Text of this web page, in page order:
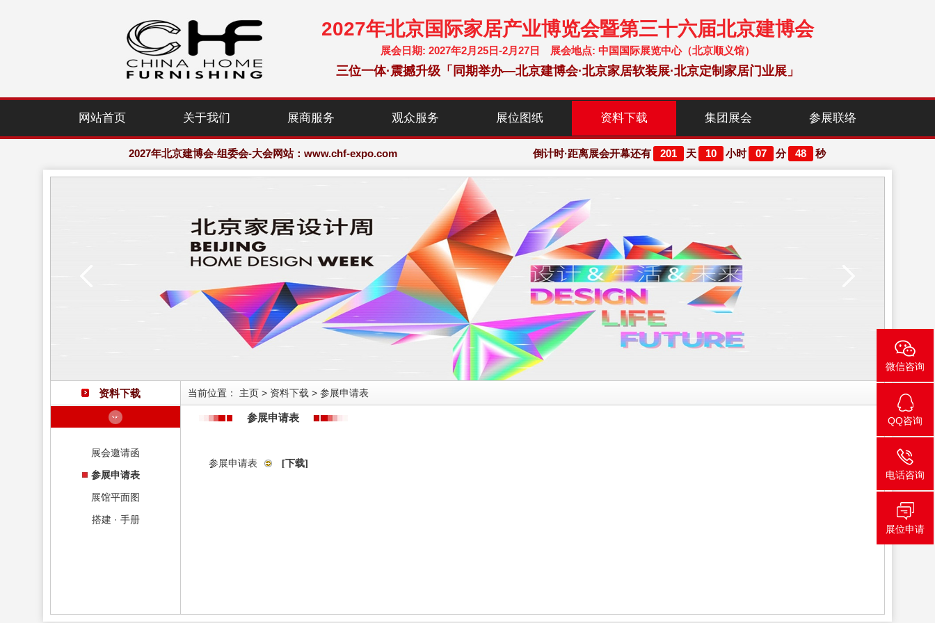
2027年北京国际家居产业博览会暨第三十六届北京建博会
展会日期: 2027年2月25日-2月27日 展会地点: 中国国际展览中心（北京顺义馆）
三位一体·震撼升级「同期举办—北京建博会·北京家居软装展·北京定制家居门业展」
网站首页 关于我们 展商服务 观众服务 展位图纸 资料下载 集团展会 参展联络
2027年北京建博会-组委会-大会网站：www.chf-expo.com
欢迎访问·2027年北京国际家居产业博览会·大会网站
倒计时·距离展会开幕还有 201 天 10 小时 07 分 47 秒
资料下载
展会邀请函
参展申请表
展馆平面图
搭建 · 手册
当前位置： 主页 > 资料下载 > 参展申请表
参展申请表
参展申请表 [下载]
微信咨询
QQ咨询
电话咨询
展位申请